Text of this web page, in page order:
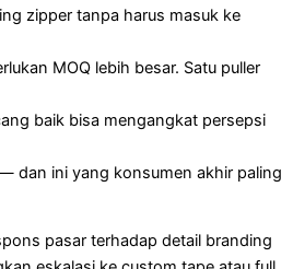
zipper tanpa harus masuk ke
MOQ lebih besar. Satu puller
baik bisa mengangkat persepsi
dan ini yang konsumen akhir paling
pasar terhadap detail branding